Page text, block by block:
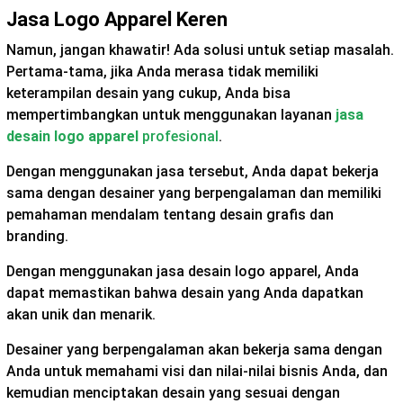
Jasa Logo Apparel Keren
Namun, jangan khawatir! Ada solusi untuk setiap masalah.
Pertama-tama, jika Anda merasa tidak memiliki
keterampilan desain yang cukup, Anda bisa
mempertimbangkan untuk menggunakan layanan jasa
desain logo apparel profesional.
Dengan menggunakan jasa tersebut, Anda dapat bekerja
sama dengan desainer yang berpengalaman dan memiliki
pemahaman mendalam tentang desain grafis dan
branding.
Dengan menggunakan jasa desain logo apparel, Anda
dapat memastikan bahwa desain yang Anda dapatkan
akan unik dan menarik.
Desainer yang berpengalaman akan bekerja sama dengan
Anda untuk memahami visi dan nilai-nilai bisnis Anda, dan
kemudian menciptakan desain yang sesuai dengan